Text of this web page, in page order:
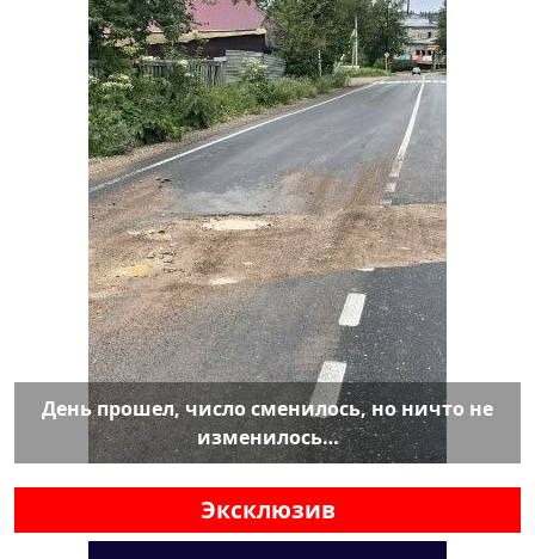
День прошел, число сменилось, но ничто не
изменилось…
Эксклюзив